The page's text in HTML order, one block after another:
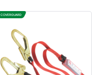
COVERGUARD